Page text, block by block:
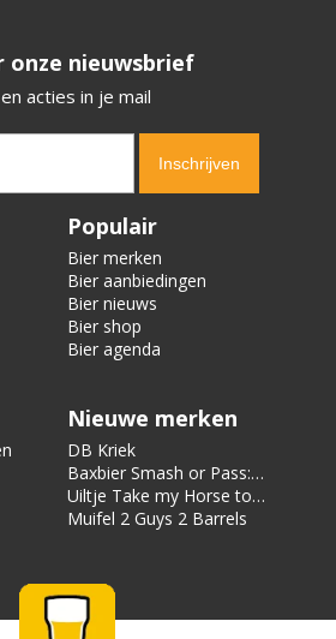
onze nieuwsbrief
acties in je mail
Populair
Bier merken
Bier aanbiedingen
Bier nieuws
Bier shop
Bier agenda
Nieuwe merken
DB Kriek
Baxbier Smash or Pass:
Strata
Uiltje Take my Horse to
the Hotel Room
Muifel 2 Guys 2 Barrels